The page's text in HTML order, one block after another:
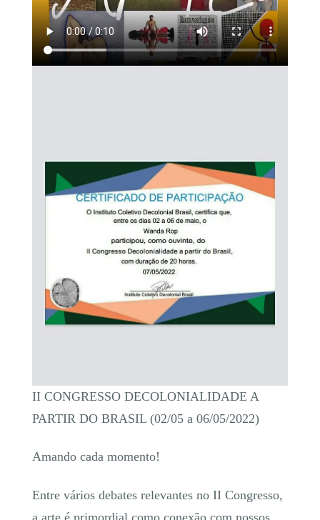
II CONGRESSO DECOLONIALIDADE A
PARTIR DO BRASIL (02/05 a 06/05/2022)
Amando cada momento!
Entre vários debates relevantes no II Congresso,
a arte é primordial como conexão com nossos